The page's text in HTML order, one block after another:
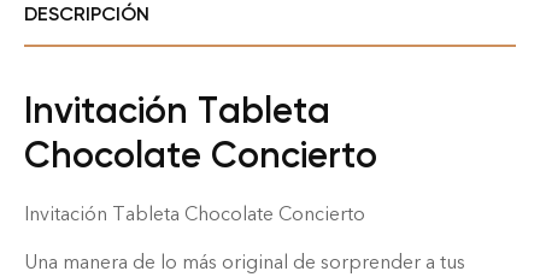
DESCRIPCIÓN
Invitación Tableta
Chocolate Concierto
Invitación Tableta Chocolate Concierto
Una manera de lo más original de sorprender a tus